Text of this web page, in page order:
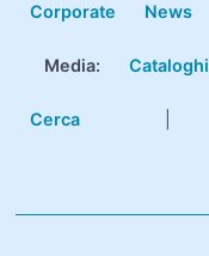
Corporate News
Media: Cataloghi
Cerca